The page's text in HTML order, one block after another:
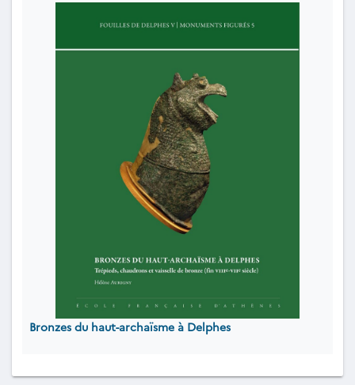
Bronzes du haut-archaïsme à Delphes